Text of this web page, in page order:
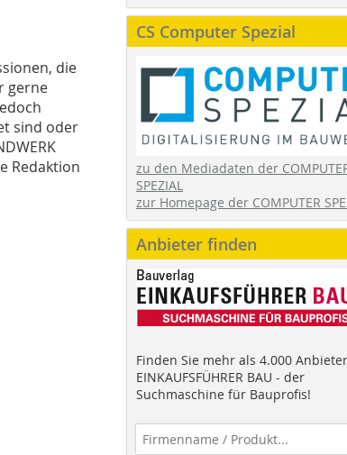
die
gerne
sind oder
Redaktion
CS Computer Spezial
zu den Mediadaten der
SPEZIAL
zur Homepage der COMPUTER
Anbieter finden
Finden Sie mehr als 4.000
EINKAUFSFÜHRER BAU - der
Suchmaschine für Bauprofis!